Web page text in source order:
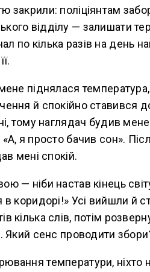
закрили: поліціянтам
відділу — залишати
по кілька разів на день
піднялася
й спокійно ставився
тому наглядач будив
я просто бачив сон».
мені спокій.
— ніби настав кінець
в коридорі!» Усі вийшли й
кілька слів, потім
Який сенс проводити
температури,